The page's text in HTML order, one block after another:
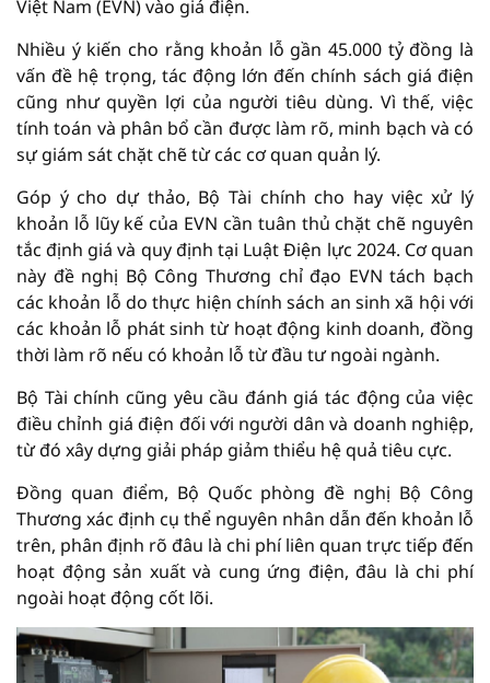
Việt Nam (EVN) vào giá điện.
Nhiều ý kiến cho rằng khoản lỗ gần 45.000 tỷ đồng là
vấn đề hệ trọng, tác động lớn đến chính sách giá điện
cũng như quyền lợi của người tiêu dùng. Vì thế, việc
tính toán và phân bổ cần được làm rõ, minh bạch và có
sự giám sát chặt chẽ từ các cơ quan quản lý.
Góp ý cho dự thảo, Bộ Tài chính cho hay việc xử lý
khoản lỗ lũy kế của EVN cần tuân thủ chặt chẽ nguyên
tắc định giá và quy định tại Luật Điện lực 2024. Cơ quan
này đề nghị Bộ Công Thương chỉ đạo EVN tách bạch
các khoản lỗ do thực hiện chính sách an sinh xã hội với
các khoản lỗ phát sinh từ hoạt động kinh doanh, đồng
thời làm rõ nếu có khoản lỗ từ đầu tư ngoài ngành.
Bộ Tài chính cũng yêu cầu đánh giá tác động của việc
điều chỉnh giá điện đối với người dân và doanh nghiệp,
từ đó xây dựng giải pháp giảm thiểu hệ quả tiêu cực.
Đồng quan điểm, Bộ Quốc phòng đề nghị Bộ Công
Thương xác định cụ thể nguyên nhân dẫn đến khoản lỗ
trên, phân định rõ đâu là chi phí liên quan trực tiếp đến
hoạt động sản xuất và cung ứng điện, đâu là chi phí
ngoài hoạt động cốt lõi.